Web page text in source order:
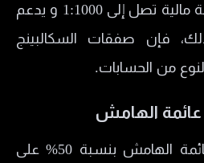
يتميز هذا الحساب برافعة مالية تصل إلى 1:1000 و يدعم
فإن صفقات السكالبينج
من الحسابات.
الهامش
يتوفر حساب مكافأة عائمة الهامش بنسبة 50% على